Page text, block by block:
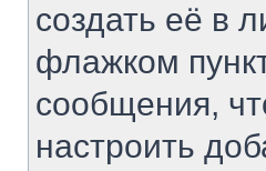
создать её в
флажком
сообщения,
настроить